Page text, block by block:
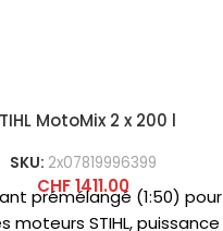
MotoMix 2 x 200 l
SKU: 2x07819996399
CHF1411.00
prémélangé (1:50) pour
moteurs STIHL, puissance